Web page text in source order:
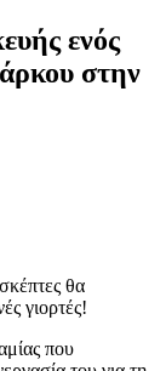
ενός
στην
θα
γιορτές!
που